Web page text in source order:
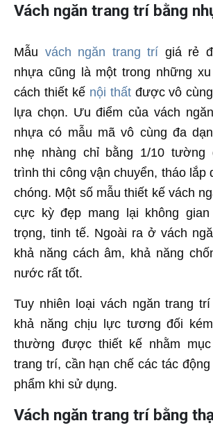
Vách ngăn trang trí bằng
Mẫu vách ngăn trang trí giá rẻ
nhựa cũng là một trong những
cách thiết kế nội thấtđược vô
lựa chọn. Ưu điểm của vách
nhựa có mẫu mã vô cùng đa
nhẹ nhàng chỉ bằng 1/10 tường
trình thi công vận chuyển, tháo lắp
chóng. Một số mẫu thiết kế vách
cực kỳ đẹp mang lại không
trọng, tinh tế. Ngoài ra ở vách
khả năng cách âm, khả năng
nước rất tốt.
Tuy nhiên loại vách ngăn trang
khả năng chịu lực tương đối
thường được thiết kế nhằm
trang trí, cần hạn chế các tác
phẩm khi sử dụng.
Vách ngăn trang trí bằng